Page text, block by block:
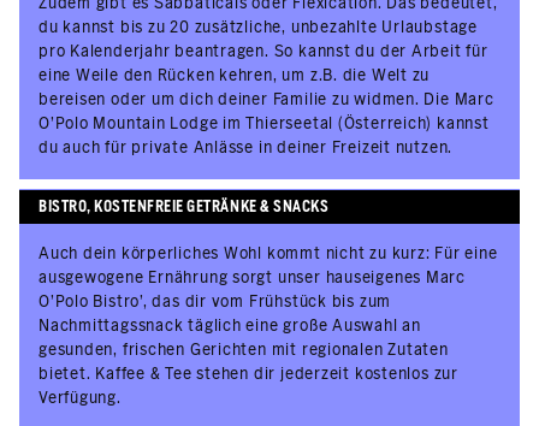
du kannst bis zu 20 zusätzliche, unbezahlte Urlaubstage
pro Kalenderjahr beantragen. So kannst du der Arbeit für
eine Weile den Rücken kehren, um z.B. die Welt zu
bereisen oder um dich deiner Familie zu widmen. Die Marc
O’Polo Mountain Lodge im Thierseetal (Österreich) kannst
du auch für private Anlässe in deiner Freizeit nutzen.
BISTRO, KOSTENFREIE GETRÄNKE & SNACKS
Auch dein körperliches Wohl kommt nicht zu kurz: Für eine
ausgewogene Ernährung sorgt unser hauseigenes Marc
O'Polo Bistro', das dir vom Frühstück bis zum
Nachmittagssnack täglich eine große Auswahl an
gesunden, frischen Gerichten mit regionalen Zutaten
bietet. Kaffee & Tee stehen dir jederzeit kostenlos zur
Verfügung.